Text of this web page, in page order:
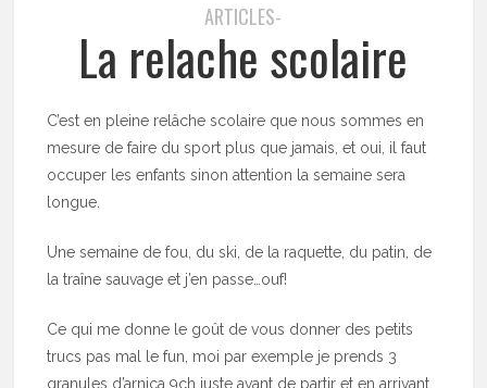
ARTICLES-
La relache scolaire
C’est en pleine relâche scolaire que nous sommes en
mesure de faire du sport plus que jamais, et oui, il faut
occuper les enfants sinon attention la semaine sera
longue.
Une semaine de fou, du ski, de la raquette, du patin, de
la traîne sauvage et j’en passe…ouf!
Ce qui me donne le goût de vous donner des petits
trucs pas mal le fun, moi par exemple je prends 3
granules d’arnica 9ch juste avant de partir et en arrivant